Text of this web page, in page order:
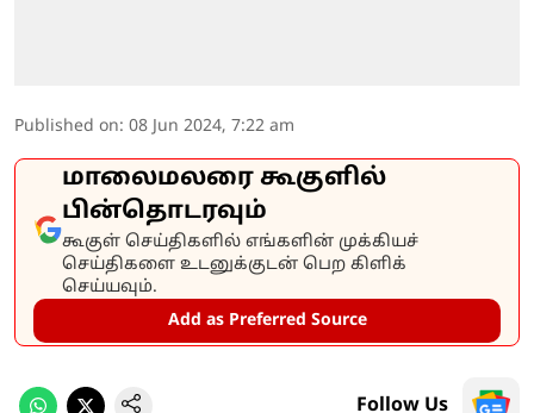
Published on: 08 Jun 2024, 7:22 am
மாலைமலரை கூகுளில்
பின்தொடரவும்
கூகுள் செய்திகளில் எங்களின் முக்கியச்
செய்திகளை உடனுக்குடன் பெற கிளிக்
செய்யவும்.
Add as Preferred Source
Follow Us